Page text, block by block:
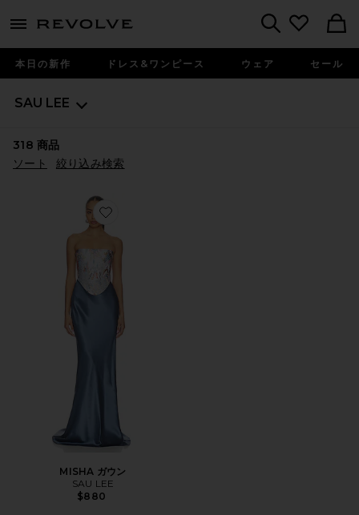
menu - shows more content
本日の新作 ドレス&ワンピース ウェア セール
SAU LEE
318 商品
ソート
絞り込み検索
Favorite MISHA ガウン
MISHA ガウン
SAU LEE
$880